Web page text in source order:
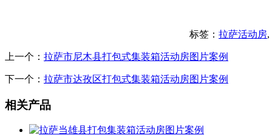
标签： 拉萨活动房,
上一个： 拉萨市尼木县打包式集装箱活动房图片案例
下一个： 拉萨市达孜区打包式集装箱活动房图片案例
相关产品